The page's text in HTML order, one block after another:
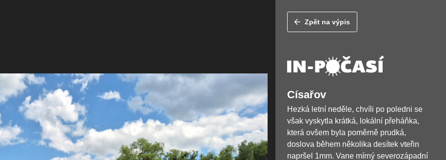
Zpět na výpis
Císařov
Hezká letní neděle, chvíli po poledni se
však vyskytla krátká, lokální přeháňka,
která ovšem byla poměrně prudká,
doslova během několika desítek vteřin
napršel 1mm. Vane mírný severozápadní